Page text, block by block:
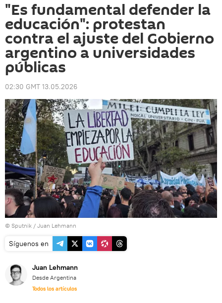
"Es fundamental defender la
educación": protestan
contra el ajuste del Gobierno
argentino a universidades
públicas
02:30 GMT 13.05.2026
© Sputnik / Juan Lehmann
Síguenos en
Juan Lehmann
Desde Argentina
Todos los artículos